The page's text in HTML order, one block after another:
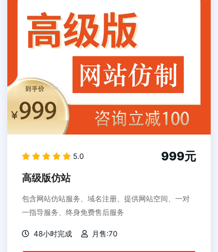
5.0 999元
高级版仿站
包含网站仿站服务、域名注册、提供网站空间、一对
一指导服务、终身免费售后服务
48小时完成 月售:70